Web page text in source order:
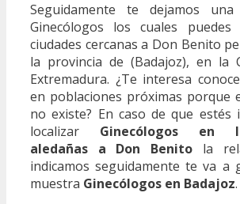
Seguidamente te dejamos
Ginecólogos los cuales
ciudades cercanas a Don Benito
la provincia de (Badajoz), en la
Extremadura. ¿Te interesa
en poblaciones próximas porque
no existe? En caso de que estés
localizar Ginecólogos en
aledañas a Don Benito la
indicamos seguidamente te va a
muestra Ginecólogos en Badajoz.